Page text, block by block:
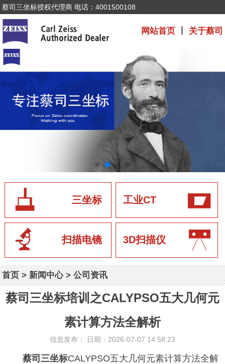
蔡司三坐标授权代理商 电话：4001500108
网站首页丨 关于蔡司
三坐标 工业CT
扫描电镜 3D扫描仪
首页 > 新闻中心>公司资讯
蔡司三坐标培训之CALYPSO五大几何元
素计算方法全解析
信息发布： 日期：2026-07-07 14:58:23
蔡司三坐标CALYPSO五大几何元素计算方法全解